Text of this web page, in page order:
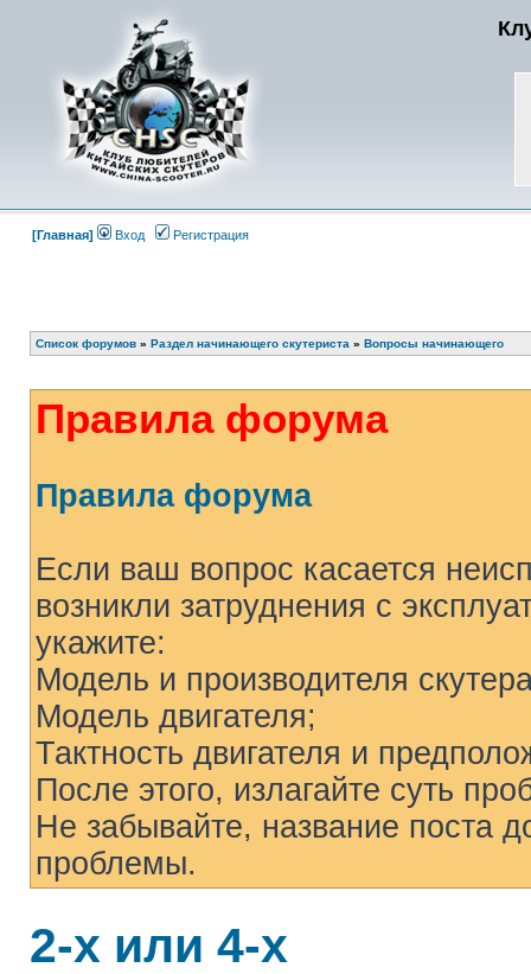
[Главная] Вход Регистрация
Список форумов » Раздел начинающего скутериста » Вопросы начинающего
Правила форума
Правила форума
Если ваш вопрос касается
возникли затруднения с
укажите:
Модель и производителя
Модель двигателя;
Тактность двигателя и
После этого, излагайте суть
Не забывайте, название поста
проблемы.
2-х или 4-х